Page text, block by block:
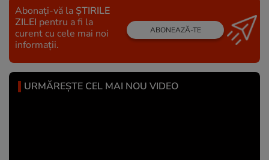
Abonați-vă la ȘTIRILE
ZILEI pentru a fi la
curent cu cele mai noi
informații.
ABONEAZĂ-TE
URMĂREȘTE CEL MAI NOU VIDEO